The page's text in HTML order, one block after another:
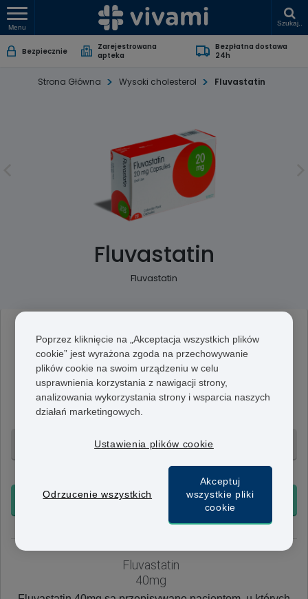
Menu
Szukaj..
Bezpiecznie
Zarejestrowana
apteka
Bezpłatna dostawa
24h
Strona Główna Wysoki cholesterol Fluvastatin
Fluvastatin
Fluvastatin
Fluvastatin
20 mg
Fluvastatin 20mg jest zalecaną, początkową dawką dla
większości pacjentów. Kapsułki mogą być przyjmowane
raz lub dwa razy dziennie, w zależności od zaleceń
lekarza.
84 tabletek - 277 zł
KUP TERAZ
Fluvastatin
40mg
Poprzez kliknięcie na „Akceptacja wszystkich plików
cookie” jest wyrażona zgoda na przechowywanie
plików cookie na swoim urządzeniu w celu
usprawnienia korzystania z nawigacji strony,
analizowania wykorzystania strony i wsparcia naszych
działań marketingowych.
Ustawienia plików cookie
Odrzucenie wszystkich
Akceptuj
wszystkie pliki
cookie